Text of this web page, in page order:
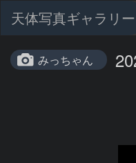
天体写真ギャラリー
みっちゃん